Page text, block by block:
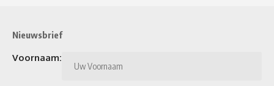
Nieuwsbrief
Voornaam: